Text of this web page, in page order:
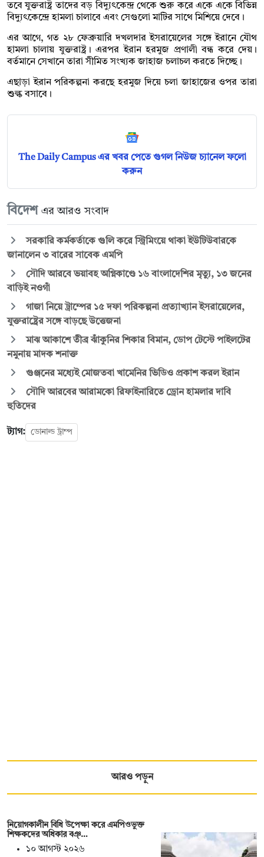
তবে যুক্তরাষ্ট্র তাদের বড় বিদ্যুৎকেন্দ্র থেকে শুরু করে একে একে বিভিন্ন
বিদ্যুৎকেন্দ্রে হামলা চালাবে এবং সেগুলো মাটির সাথে মিশিয়ে দেবে।
এর আগে, গত ২৮ ফেব্রুয়ারি দখলদার ইসরায়েলের সঙ্গে ইরানে যৌথ
হামলা চালায় যুক্তরাষ্ট্র। এরপর ইরান হরমুজ প্রণালী বন্ধ করে দেয়।
বর্তমানে সেখানে তারা সীমিত সংখ্যক জাহাজ চলাচল করতে দিচ্ছে।
এছাড়া ইরান পরিকল্পনা করছে হরমুজ দিয়ে চলা জাহাজের ওপর তারা
শুল্ক বসাবে।
The Daily Campus এর খবর পেতে গুগল নিউজ চ্যানেল ফলো
করুন
বিদেশ এর আরও সংবাদ
সরকারি কর্মকর্তাকে গুলি করে স্ট্রিমিংয়ে থাকা ইউটিউবারকে
জানালেন ৩ বারের সাবেক এমপি
সৌদি আরবে ভয়াবহ অগ্নিকাণ্ডে ১৬ বাংলাদেশির মৃত্যু, ১৩ জনের
বাড়িই নওগাঁ
গাজা নিয়ে ট্রাম্পের ১৫ দফা পরিকল্পনা প্রত্যাখ্যান ইসরায়েলের,
যুক্তরাষ্ট্রের সঙ্গে বাড়ছে উত্তেজনা
মাঝ আকাশে তীব্র ঝাঁকুনির শিকার বিমান, ডোপ টেস্টে পাইলটের
নমুনায় মাদক শনাক্ত
গুঞ্জনের মধ্যেই মোজতবা খামেনির ভিডিও প্রকাশ করল ইরান
সৌদি আরবের আরামকো রিফাইনারিতে ড্রোন হামলার দাবি
হুতিদের
ট্যাগ: ডোনাল্ড ট্রাম্প
আরও পড়ুন
নিয়োগকালীন বিধি উপেক্ষা করে এমপিওভুক্ত
শিক্ষকদের অধিকার বঞ্…
১০ আগস্ট ২০২৬